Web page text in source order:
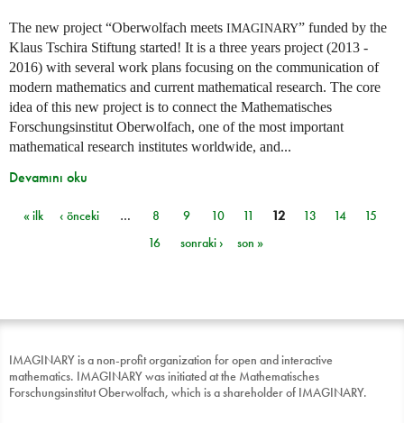
The new project “Oberwolfach meets IMAGINARY” funded by the
Klaus Tschira Stiftung started! It is a three years project (2013 -
2016) with several work plans focusing on the communication of
modern mathematics and current mathematical research. The core
idea of this new project is to connect the Mathematisches
Forschungsinstitut Oberwolfach, one of the most important
mathematical research institutes worldwide, and...
Devamını oku
Sayfalar
« ilk ‹ önceki … 8 9 10 11 12 13 14
15
16
sonraki › son »
IMAGINARY is a non-profit organization for open and interactive
mathematics. IMAGINARY was initiated at the Mathematisches
Forschungsinstitut Oberwolfach, which is a shareholder of IMAGINARY.